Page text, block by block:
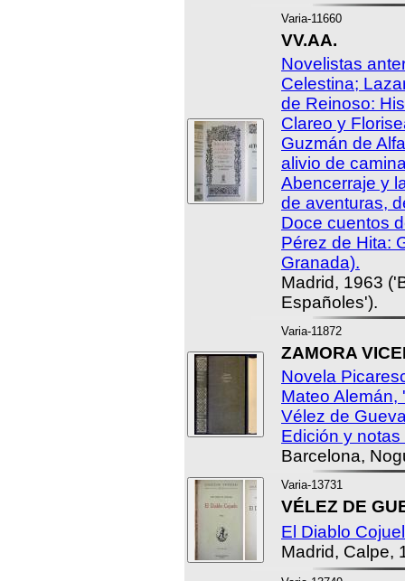
Varia-11660
VV.AA.
Novelistas
Celestina;
de Reinoso:
Clareo y
Guzmán de
alivio de
Abencerraje y
de aventuras,
Doce cuentos
Pérez de Hita:
Granada).
Madrid, 1963
Españoles').
Varia-11872
ZAMORA
Novela
Mateo Alemán,
Vélez de
Edición y notas
Barcelona,
Varia-13731
VÉLEZ DE
El Diablo
Madrid, Calpe,